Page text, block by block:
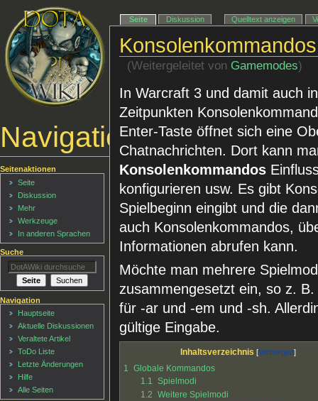
Konsolenkommandos
(Weitergeleitet von Gamemodes)
In Warcraft 3 und damit auch
Zeitpunkten
Enter-Taste öffnet sich eine
Chatnachrichten. Dort kann
Konsolenkommandos
konfigurieren usw. Es gibt
Spielbeginn eingibt und die
auch Konsolenkommandos,
Informationen abrufen kann.
Möchte man mehrere
zusammengesetzt ein, so z.
für -ar und -em und -sh.
gültige Eingabe.
Inhaltsverzeichnis
1 Globale Kommandos
1.1 Spielmodi
1.2 Weitere Spielmodi
Navigationsmenü
Seite Diskussion Quelltext anzeigen
Seitenaktionen
Seite
Diskussion
Mehr
Werkzeuge
In anderen Sprachen
Suche
Navigation
Hauptseite
Aktuelle Diskussionen
Veraltete Artikel
ToDo Liste
Letzte Änderungen
Hilfe
Alle Seiten